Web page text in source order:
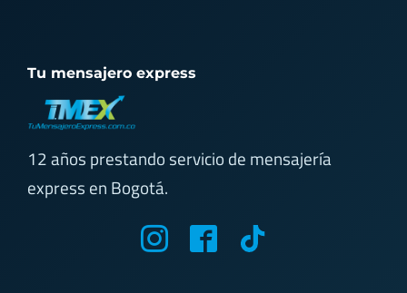
Tu mensajero express
12 años prestando servicio de mensajería
express en Bogotá.
M
M
T